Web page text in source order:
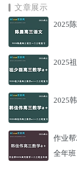
文章展示
2025
2025
2025
作业
全年班